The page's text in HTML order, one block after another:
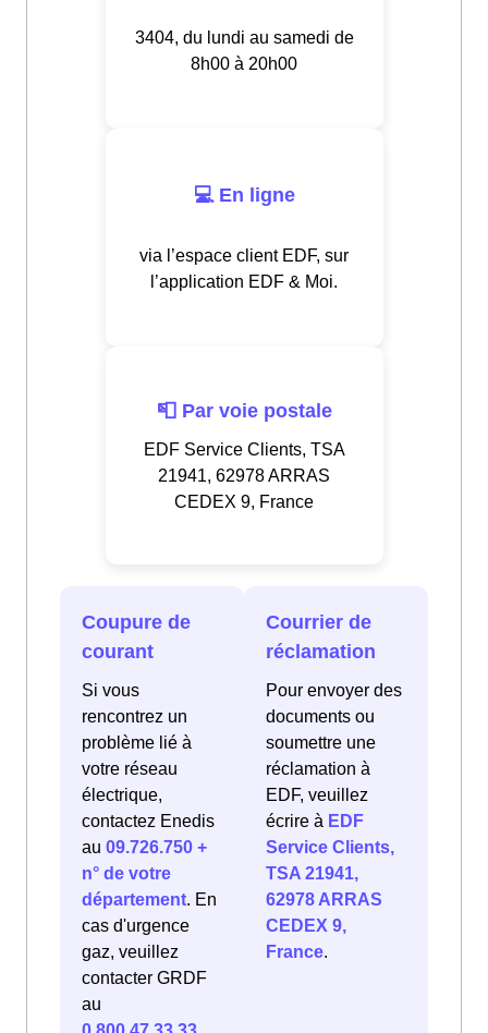
3404, du lundi au samedi de
8h00 à 20h00
💻 En ligne
via l’espace client EDF, sur
l’application EDF & Moi.
📮 Par voie postale
EDF Service Clients, TSA
21941, 62978 ARRAS
CEDEX 9, France
Coupure de
courant
Si vous
rencontrez un
problème lié à
votre réseau
électrique,
contactez Enedis
au 09.726.750 +
n° de votre
département. En
cas d'urgence
gaz, veuillez
contacter GRDF
au
Courrier de
réclamation
Pour envoyer des
documents ou
soumettre une
réclamation à
EDF, veuillez
écrire à EDF
Service Clients,
TSA 21941,
62978 ARRAS
CEDEX 9,
France.